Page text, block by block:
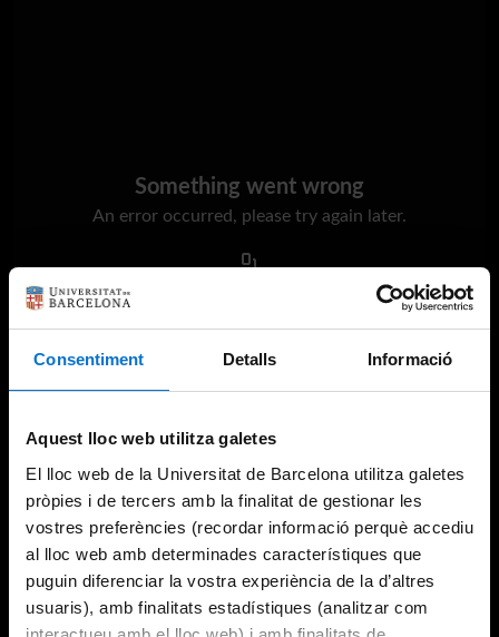
Consentiment Detalls Informació
Aquest lloc web utilitza galetes
El lloc web de la Universitat de Barcelona utilitza galetes
pròpies i de tercers amb la finalitat de gestionar les
vostres preferències (recordar informació perquè accediu
al lloc web amb determinades característiques que
puguin diferenciar la vostra experiència de la d’altres
usuaris), amb finalitats estadístiques (analitzar com
Something went wrong
An error occurred, please try again later.